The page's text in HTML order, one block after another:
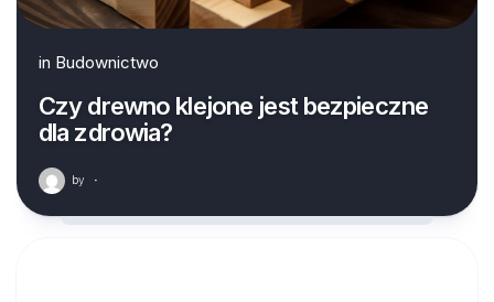
in Budownictwo
Czy drewno klejone jest bezpieczne
dla zdrowia?
by ·